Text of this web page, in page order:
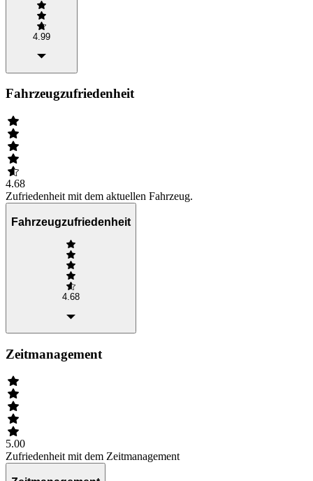
4.99
Fahrzeugzufriedenheit
4.68
Zufriedenheit mit dem aktuellen Fahrzeug.
Fahrzeugzufriedenheit
4.68
Zeitmanagement
5.00
Zufriedenheit mit dem Zeitmanagement